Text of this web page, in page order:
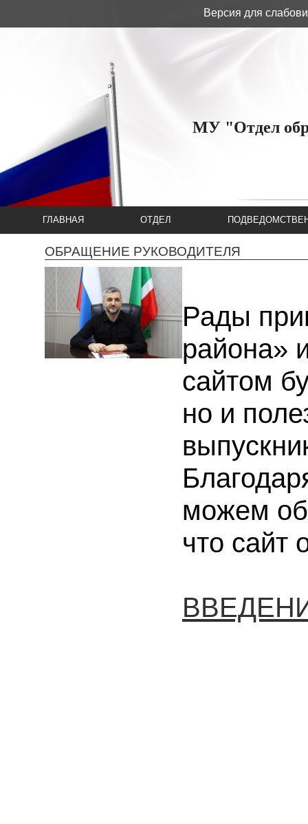
Версия для
МУ "Отдел
ГЛАВНАЯ ОТДЕЛ
ОБРАЩЕНИЕ РУКОВОДИТЕЛЯ
Рады
района»
сайтом
но и
можем
что сайт